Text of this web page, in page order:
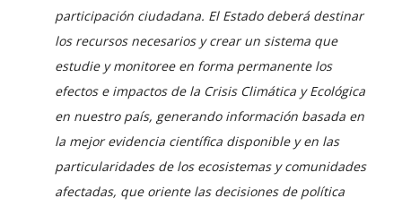
participación ciudadana. El Estado deberá destinar
los recursos necesarios y crear un sistema que
estudie y monitoree en forma permanente los
efectos e impactos de la Crisis Climática y Ecológica
en nuestro país, generando información basada en
la mejor evidencia científica disponible y en las
particularidades de los ecosistemas y comunidades
afectadas, que oriente las decisiones de política